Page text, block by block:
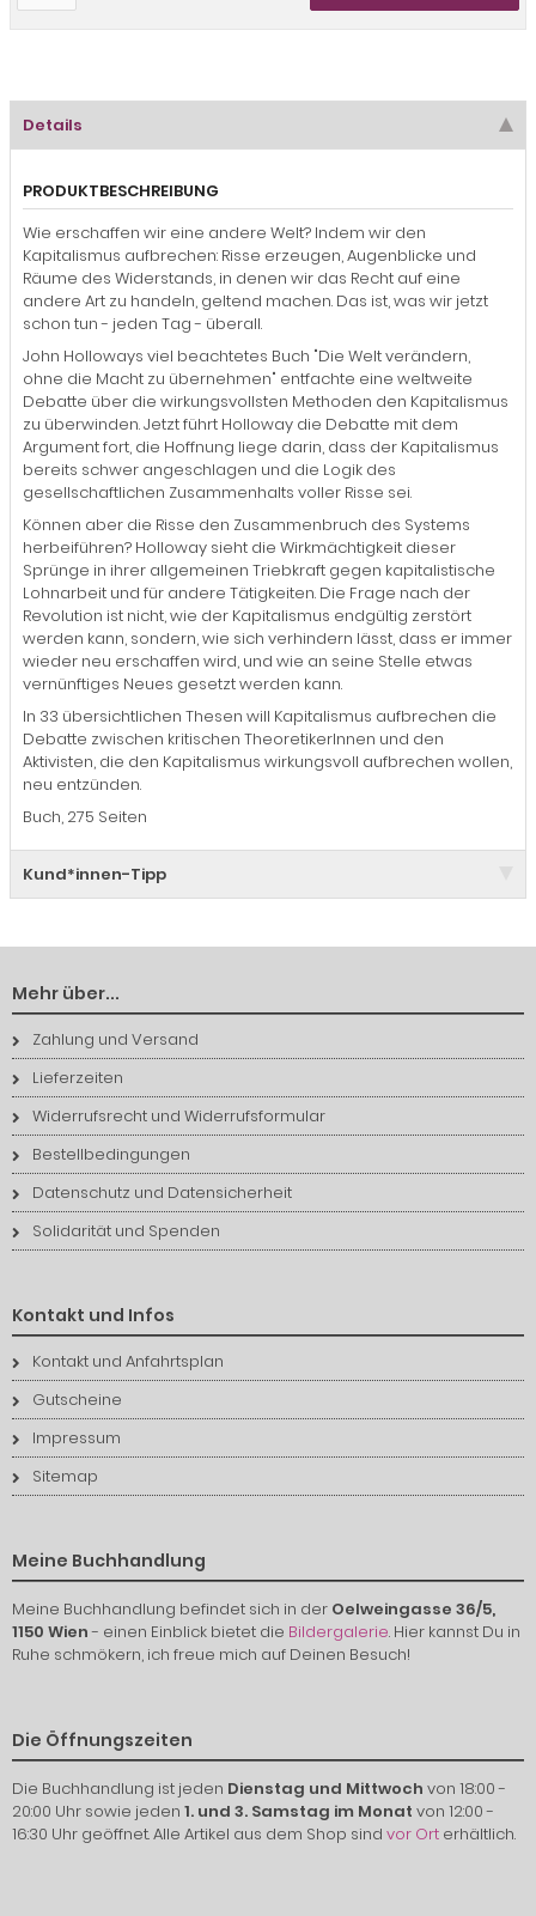
Details
PRODUKTBESCHREIBUNG
Wie erschaffen wir eine andere Welt? Indem wir den
Kapitalismus aufbrechen: Risse erzeugen, Augenblicke und
Räume des Widerstands, in denen wir das Recht auf eine
andere Art zu handeln, geltend machen. Das ist, was wir jetzt
schon tun - jeden Tag - überall.
John Holloways viel beachtetes Buch "Die Welt verändern,
ohne die Macht zu übernehmen" entfachte eine weltweite
Debatte über die wirkungsvollsten Methoden den Kapitalismus
zu überwinden. Jetzt führt Holloway die Debatte mit dem
Argument fort, die Hoffnung liege darin, dass der Kapitalismus
bereits schwer angeschlagen und die Logik des
gesellschaftlichen Zusammenhalts voller Risse sei.
Können aber die Risse den Zusammenbruch des Systems
herbeiführen? Holloway sieht die Wirkmächtigkeit dieser
Sprünge in ihrer allgemeinen Triebkraft gegen kapitalistische
Lohnarbeit und für andere Tätigkeiten. Die Frage nach der
Revolution ist nicht, wie der Kapitalismus endgültig zerstört
werden kann, sondern, wie sich verhindern lässt, dass er immer
wieder neu erschaffen wird, und wie an seine Stelle etwas
vernünftiges Neues gesetzt werden kann.
In 33 übersichtlichen Thesen will Kapitalismus aufbrechen die
Debatte zwischen kritischen TheoretikerInnen und den
Aktivisten, die den Kapitalismus wirkungsvoll aufbrechen wollen,
neu entzünden.
Buch, 275 Seiten
Kund*innen-Tipp
Mehr über...
Zahlung und Versand
Lieferzeiten
Widerrufsrecht und Widerrufsformular
Bestellbedingungen
Datenschutz und Datensicherheit
Solidarität und Spenden
Kontakt und Infos
Kontakt und Anfahrtsplan
Gutscheine
Impressum
Sitemap
Meine Buchhandlung
Meine Buchhandlung befindet sich in der Oelweingasse 36/5,
1150 Wien- einen Einblick bietet die Bildergalerie. Hier kannst Du in
Ruhe schmökern, ich freue mich auf Deinen Besuch!
Die Öffnungszeiten
Die Buchhandlung ist jeden Dienstag und Mittwoch von 18:00 -
20:00 Uhr sowie jeden 1. und 3. Samstag im Monat von 12:00 -
16:30 Uhr geöffnet. Alle Artikel aus dem Shop sind vor Ort erhältlich.